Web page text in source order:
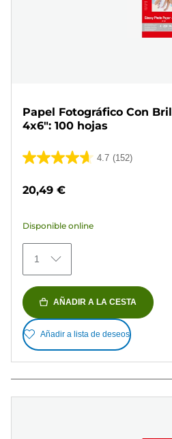
Papel Fotográfico Con
4x6": 100 hojas
4.7 (152)
4.7
5
152
reseñas
20,49 €
Disponible online
1
AÑADIR A LA CESTA
Añadir a lista de deseos